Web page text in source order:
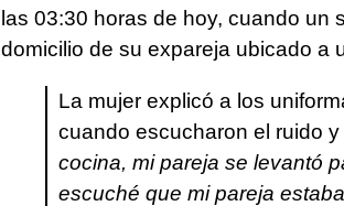
las 03:30 horas de hoy, cuando un
domicilio de su expareja ubicado a
La mujer explicó a los
cuando escucharon el ruido y
cocina, mi pareja se levantó
escuché que mi pareja